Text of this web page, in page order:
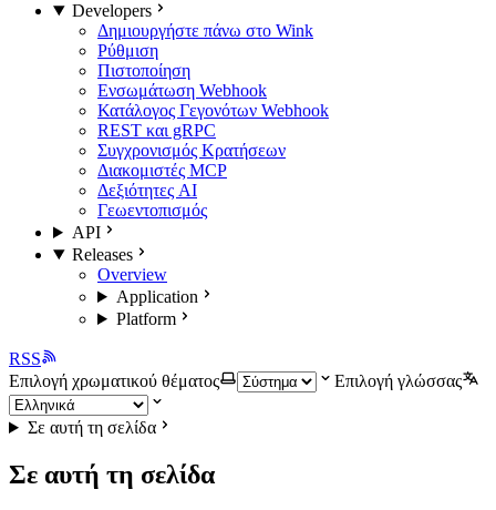
Developers
Δημιουργήστε πάνω στο Wink
Ρύθμιση
Πιστοποίηση
Ενσωμάτωση Webhook
Κατάλογος Γεγονότων Webhook
REST και gRPC
Συγχρονισμός Κρατήσεων
Διακομιστές MCP
Δεξιότητες AI
Γεωεντοπισμός
API
Releases
Overview
Application
Platform
RSS
Επιλογή χρωματικού θέματος
Επιλογή γλώσσας
Σε αυτή τη σελίδα
Σε αυτή τη σελίδα